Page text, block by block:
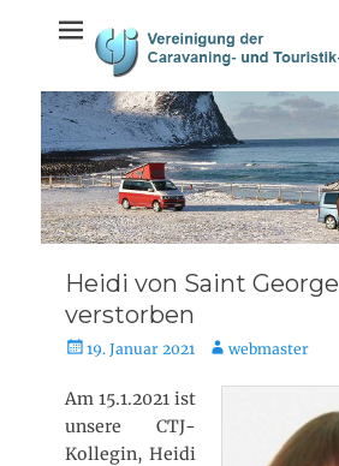
springen
Heidi von Saint George
verstorben
V
r
ö
f
19. Januar 2021
A
webmaster
Am 15.1.2021 ist
unsere CTJ-
Kollegin, Heidi